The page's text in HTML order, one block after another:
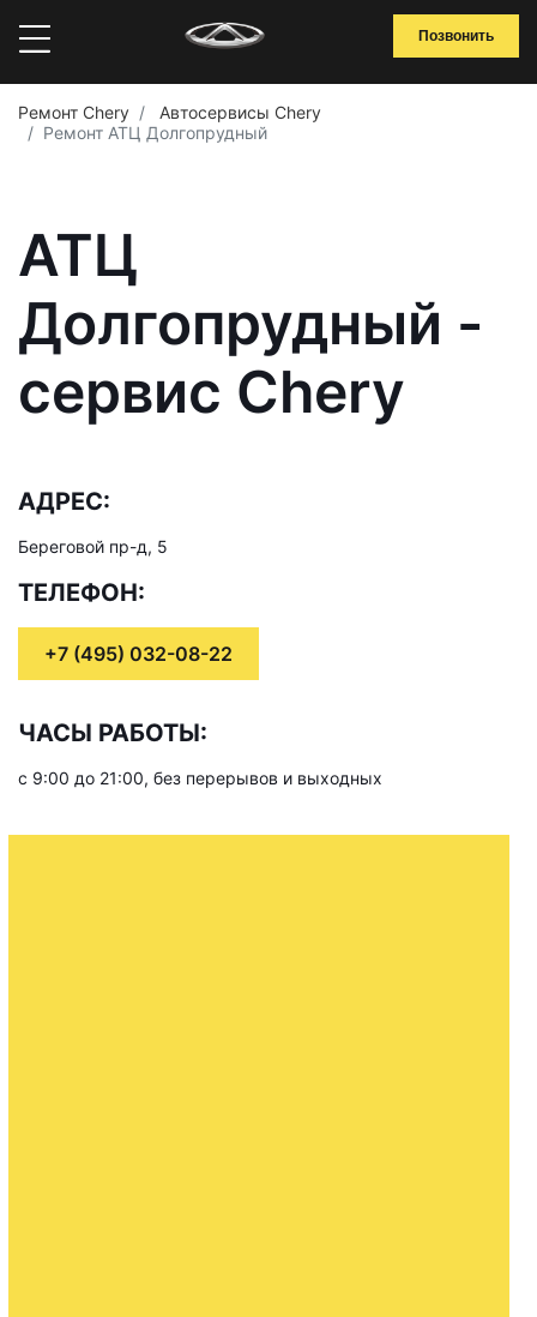
Позвонить
Ремонт Chery
Автосервисы Chery
Ремонт АТЦ Долгопрудный
АТЦ
Долгопрудный -
сервис Chery
АДРЕС:
Береговой пр-д, 5
ТЕЛЕФОН:
+7 (495) 032-08-22
ЧАСЫ РАБОТЫ:
с 9:00 до 21:00, без перерывов и выходных